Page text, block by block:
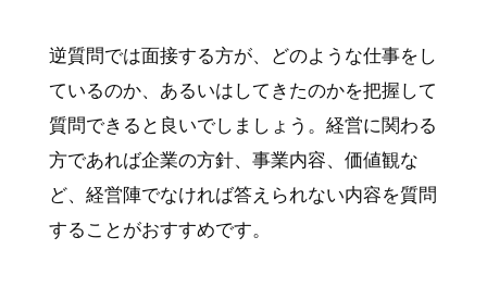
逆質問では面接する方が、どのような仕事をし
ているのか、あるいはしてきたのかを把握して
質問できると良いでしましょう。経営に関わる
方であれば企業の方針、事業内容、価値観な
ど、経営陣でなければ答えられない内容を質問
することがおすすめです。